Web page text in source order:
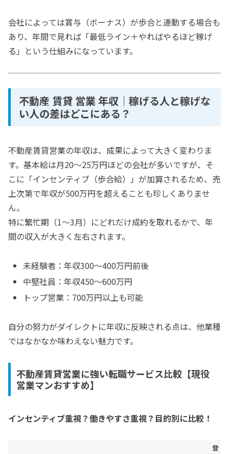
会社によっては賞与（ボーナス）が歩合と連動する場合も
あり、年間で見れば「最低ライン＋やればやるほど稼げ
る」という仕組みになっています。
不動産 賃貸 営業 年収｜稼げる人と稼げな
い人の差はどこにある？
不動産賃貸営業の年収は、成果によって大きく変わりま
す。基本給は月20〜25万円ほどの会社が多いですが、そ
こに「インセンティブ（歩合給）」が加算されるため、売
上次第で年収が500万円を超えることも珍しくありませ
ん。
特に繁忙期（1〜3月）にどれだけ成約を取れるかで、年
間の収入が大きく左右されます。
未経験者：年収300〜400万円前後
中堅社員：年収450〜600万円
トップ営業：700万円以上も可能
自分の努力がダイレクトに年収に反映される点は、他業種
ではなかなか味わえない魅力です。
不動産賃貸営業に強い転職サービス比較【現役
営業マンおすすめ】
インセンティブ重視？働きやすさ重視？目的別に比較！
登